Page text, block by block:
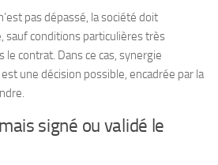
pas dépassé, la société doit
sauf conditions particulières très
contrat. Dans ce cas, synergie
une décision possible, encadrée par la
signé ou validé le